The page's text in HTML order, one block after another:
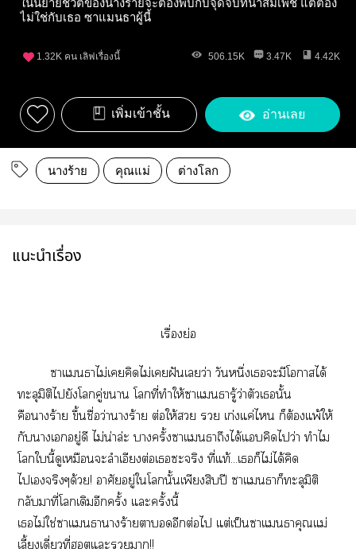
ในนิยายชีวิตของนางร้ายจะต้องพบกับจุดจบที่น่าสมเพช แต่ต้อง
ไม่ใช่กับเธอ ซาแมนธาผู้นี้
1.32K คน เลิฟเรื่องนี้ 506.15K 3.47K 4.42K
เพิ่มเข้าชั้น อ่านเลย
นางร้าย คุณแม่ ต่างโลก
แนะนำเรื่อง
เรื่องย่อ
าแธาไม่เคิดไม่เฝันเว่า วันหนึ่งเะมีโาได้
ทะลุมิติไยังโคู่า โที่ทำให้าแธารู้ว่าตัวเนั้น
คือาร้าย ขึ้นชื่อว่านางร้าย ต่อให้  เก่งแค่ไ ก็ต้องแพ้ให้
กับาเอยู่ดี ไม่น่าล่ะ าครั้งาแธาถึงได้แคิดไว่า ทำไม
โในี้ดูเหมือนะลำเอียงต่อเะจริง ที่แท้...เก็ไม่ได้คิด
ไเจริงๆด้วย! อาศัยอยู่ใโนั้นเพียงสิบปี าแธาก็ทะลุมิติ
กลับมาที่โเดิมอีกครั้ง แะครั้งนี้
เไม่ใช่าแธาาร้ายาอีกต่อไ แต่เป็นาแธาคุณแม่
เลี้ยงเดี่ยวที่ฮอตแะา!!